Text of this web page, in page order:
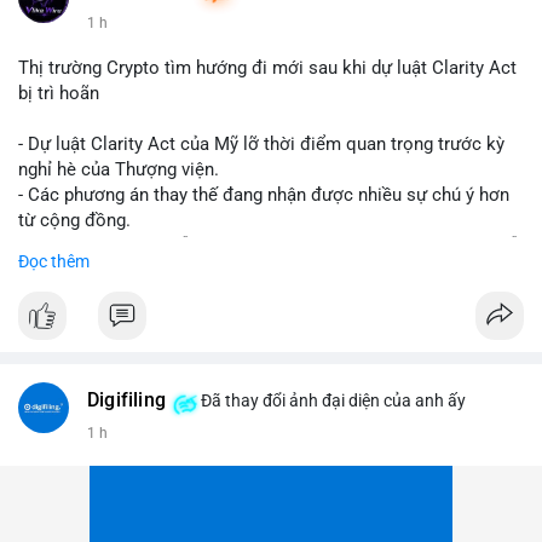
1 h
Thị trường Crypto tìm hướng đi mới sau khi dự luật Clarity Act
bị trì hoãn
- Dự luật Clarity Act của Mỹ lỡ thời điểm quan trọng trước kỳ
nghỉ hè của Thượng viện.
- Các phương án thay thế đang nhận được nhiều sự chú ý hơn
từ cộng đồng.
về pháp lý.
#binancesquare
#vlikevn #titanbot
Đọc thêm
Digifiling Đã thay đổi ảnh đại diện của anh ấy
1 h